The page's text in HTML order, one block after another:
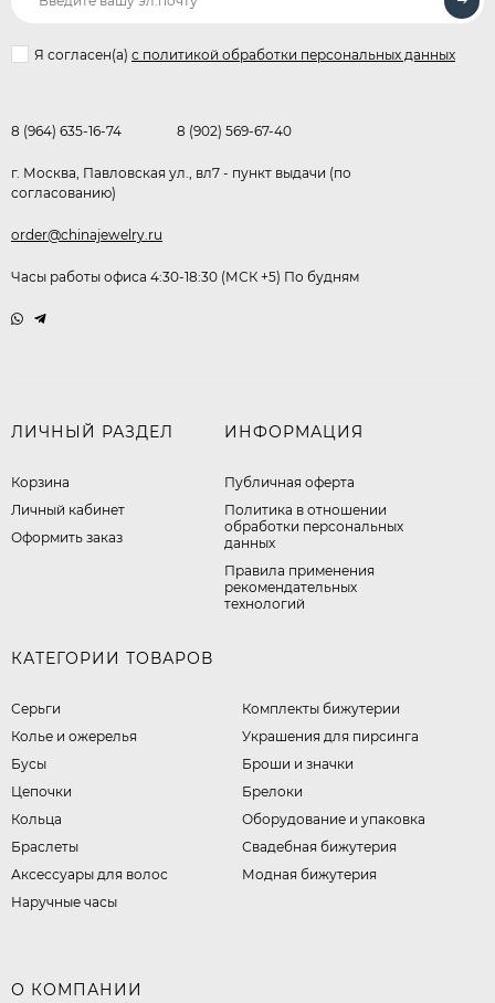
Я согласен(a) с политикой обработки персональных данных
8 (964) 635-16-74 8 (902) 569-67-40
г. Москва, Павловская ул., вл7 - пункт выдачи (по
согласованию)
order@chinajewelry.ru
Часы работы офиса 4:30-18:30 (МСК +5) По будням
ЛИЧНЫЙ РАЗДЕЛ
Корзина
Личный кабинет
Оформить заказ
ИНФОРМАЦИЯ
Публичная оферта
​Политика в отношении
обработки персональных
данных
Правила применения
рекомендательных
технологий
КАТЕГОРИИ ТОВАРОВ
Серьги
Колье и ожерелья
Бусы
Цепочки
Кольца
Браслеты
Аксессуары для волос
Наручные часы
Комплекты бижутерии
Украшения для пирсинга
Броши и значки
Брелоки
Оборудование и упаковка
Свадебная бижутерия
Модная бижутерия
О КОМПАНИИ